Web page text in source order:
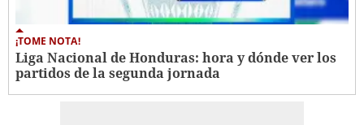
¡TOME NOTA!
Liga Nacional de Honduras: hora y dónde ver los
partidos de la segunda jornada